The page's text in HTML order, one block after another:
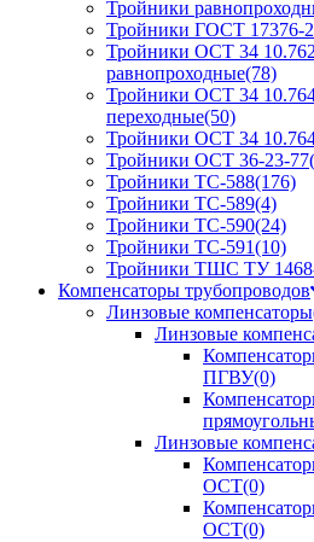
Тройники
Тройники ГОСТ 17376-
Тройники ОСТ 34
равнопроходные(78)
Тройники ОСТ 34
переходные(50)
Тройники ОСТ 34
Тройники ОСТ 36-23-77
Тройники ТС-588(176)
Тройники ТС-589(4)
Тройники ТС-590(24)
Тройники ТС-591(10)
Тройники ТШС ТУ 1468-
Компенсаторы трубопроводов
Линзовые компенсаторы
Линзовые
ПГВУ(0)
Линзовые
ОСТ(0)
ОСТ(0)